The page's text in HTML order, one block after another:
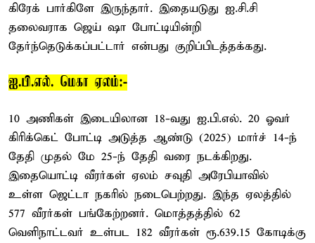
கிரேக் பார்கிளே இருந்தார். இதையடுது ஐ.சி.சி
தலைவராக ஜெய் ஷா போட்டியின்றி
தேர்ந்தெடுக்கப்பட்டார் என்பது குறிப்பிடத்தக்கது.
ஐ.பி.எல். மெகா ஏலம்:-
10 அணிகள் இடையிலான 18-வது ஐ.பி.எல். 20 ஓவர்
கிரிக்கெட் போட்டி அடுத்த ஆண்டு (2025) மார்ச் 14-ந்
தேதி முதல் மே 25-ந் தேதி வரை நடக்கிறது.
இதையொட்டி வீரர்கள் ஏலம் சவுதி அரேபியாவில்
உள்ள ஜெட்டா நகரில் நடைபெற்றது. இந்த ஏலத்தில்
577 வீரர்கள் பங்கேற்றனர். மொத்தத்தில் 62
வெளிநாட்டவர் உள்பட 182 வீரர்கள் ரூ.639.15 கோடிக்கு